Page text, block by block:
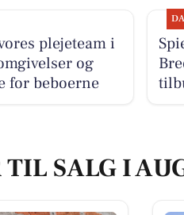
plejeteam i
og
for beboerne
SALG I